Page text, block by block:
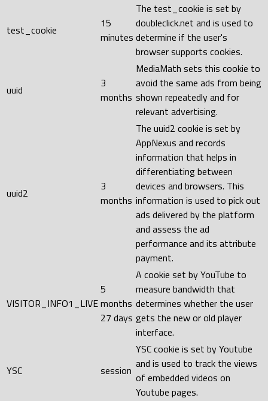
test_cookie
15
minutes
The test_cookie is set by
doubleclick.net and is used to
determine if the user's
browser supports cookies.
uuid
3
months
MediaMath sets this cookie to
avoid the same ads from being
shown repeatedly and for
relevant advertising.
uuid2
3
months
The uuid2 cookie is set by
AppNexus and records
information that helps in
differentiating between
devices and browsers. This
information is used to pick out
ads delivered by the platform
and assess the ad
performance and its attribute
payment.
VISITOR_INFO1_LIVE
5
months
27 days
A cookie set by YouTube to
measure bandwidth that
determines whether the user
gets the new or old player
interface.
YSC session
YSC cookie is set by Youtube
and is used to track the views
of embedded videos on
Youtube pages.